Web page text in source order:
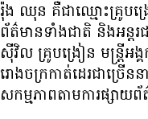
រ៉ុង ឈុន គឺ​ជា​ឈ្មោះ​គ្រូ​បង្
ព័ត៌មាន​ទាំង​ជាតិ និង​អន្ត
ស៊ីវិល គ្រូ​បង្រៀន មន្ត្រី​អង្គ
រោងចក្រ​កាត់​ដេរ​ជាច្រើ
សកម្មភាព​តាម​ការ​ផ្សាយ​ព័